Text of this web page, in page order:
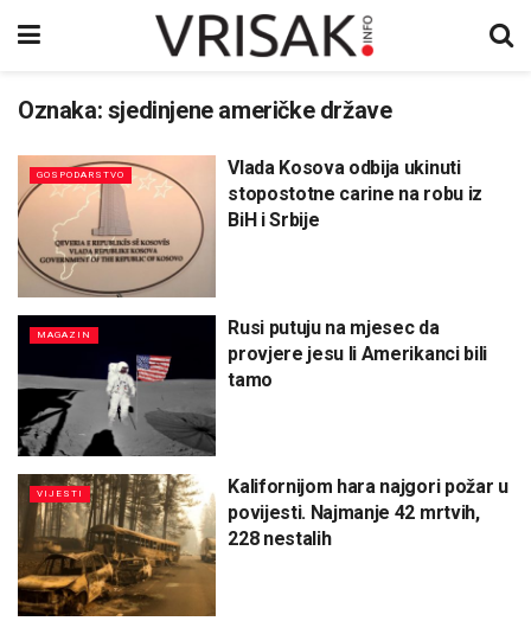
Oznaka: sjedinjene američke države
GOSPODARSTVO
Vlada Kosova odbija ukinuti
stopostotne carine na robu iz
BiH i Srbije
MAGAZIN
Rusi putuju na mjesec da
provjere jesu li Amerikanci bili
tamo
VIJESTI
Kalifornijom hara najgori požar u
povijesti. Najmanje 42 mrtvih,
228 nestalih